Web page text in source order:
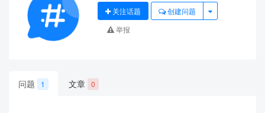
关注话题
创建问题
举报
问题 1 文章 0